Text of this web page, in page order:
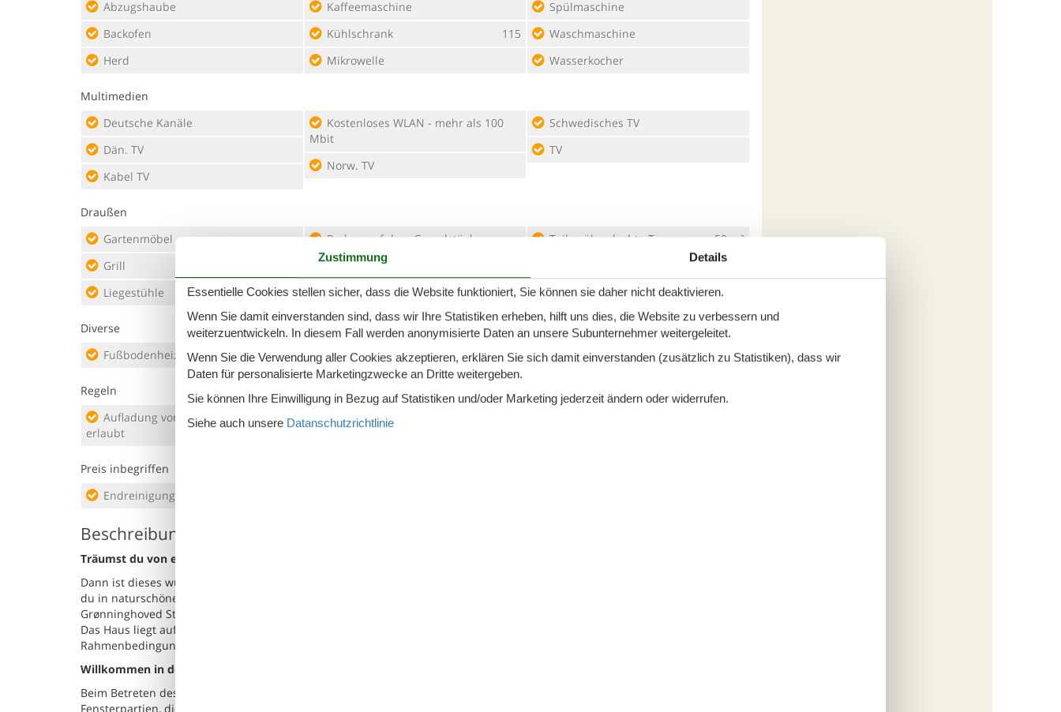
Abzugshaube
Backofen
Herd
Kaffeemaschine
Kühlschrank
115
Mikrowelle
Spülmaschine
Waschmaschine
Wasserkocher
Multimedien
Deutsche Kanäle
Dän. TV
Kabel TV
Mbit
Norw. TV
Schwedisches TV
TV
Draußen
Gartenmöbel
Grill
Liegestühle
2
Parken auf dem Grundstück
Schaukel
Sonnenschirm
2
Teilw. überdachte Terrasse 50 m²
Diverse
Fußbodenheizung
Regeln
erlaubt
HAUSTIER NICHT ERLAUBT
Preis inbegriffen
Endreinigung inkl.
Beschreibung
Träumst du von einem Urlaub, in dem du Entspannung, Wellness und Meerblick miteinander verbinden kannst?
Dann ist dieses wunderschöne Ferienhaus in der Havremarken 11 der perfekte Ort, um dem Alltag zu entfliehen. Hier wohnst
du in naturschöner Umgebung in der Nähe des weichen Sandstrands und des kinderfreundlichen Wassers am
Grønninghoved Strand – und mit sowohl Whirlpool als auch Sauna erwartet dich pure Selbstverwöhnung im Urlaubsformat.
Das Haus liegt auf einem großen Grundstück mit viel Platz zum Spielen und Entspannen und bietet wunderbare
Rahmenbedingungen für Paare, Freunde und Familien, die den dänischen Sommer in vollen Zügen genießen möchten.
Willkommen in deinem Ferienhaus
Beim Betreten des Ferienhauses empfängt dich ein heller und luftiger Raum mit offener Dachkonstruktion und großen
Fensterpartien, die den Blick in den Garten – und einen Hauch von Meer am Horizont – freigeben. Die Einrichtung ist sowohl
Zustimmung Details
Essentielle Cookies stellen sicher, dass die Website funktioniert, Sie können sie daher nicht deaktivieren.
Wenn Sie damit einverstanden sind, dass wir Ihre Statistiken erheben, hilft uns dies, die Website zu verbessern und
weiterzuentwickeln. In diesem Fall werden anonymisierte Daten an unsere Subunternehmer weitergeleitet.
Wenn Sie die Verwendung aller Cookies akzeptieren, erklären Sie sich damit einverstanden (zusätzlich zu Statistiken), dass wir
Daten für personalisierte Marketingzwecke an Dritte weitergeben.
Sie können Ihre Einwilligung in Bezug auf Statistiken und/oder Marketing jederzeit ändern oder widerrufen.
Siehe auch unsere Datanschutzrichtlinie